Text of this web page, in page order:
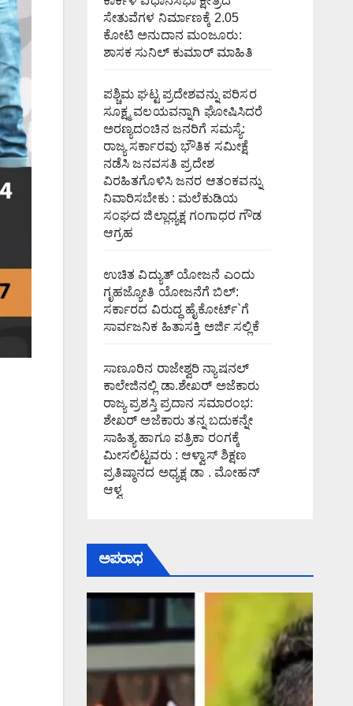
ಸೇತುವೆಗಳ ನಿರ್ಮಾಣಕ್ಕೆ 2.05
ಕೋಟಿ ಅನುದಾನ ಮಂಜೂರು:
ಶಾಸಕ ಸುನಿಲ್ ಕುಮಾರ್ ಮಾಹಿತಿ
ಪಶ್ಚಿಮ ಘಟ್ಟ ಪ್ರದೇಶವನ್ನು ಪರಿಸರ
ಸೂಕ್ಷ್ಮ ವಲಯವನ್ನಾಗಿ ಘೋಷಿಸಿದರೆ
ಅರಣ್ಯದಂಚಿನ ಜನರಿಗೆ ಸಮಸ್ಯೆ:
ರಾಜ್ಯ ಸರ್ಕಾರವು ಭೌತಿಕ ಸಮೀಕ್ಷೆ
ನಡೆಸಿ ಜನವಸತಿ ಪ್ರದೇಶ
ವಿರಹಿತಗೊಳಿಸಿ ಜನರ ಆತಂಕವನ್ನು
ನಿವಾರಿಸಬೇಕು : ಮಲೆಕುಡಿಯ
ಸಂಘದ ಜಿಲ್ಲಾಧ್ಯಕ್ಷ ಗಂಗಾಧರ ಗೌಡ
ಆಗ್ರಹ
ಉಚಿತ ವಿದ್ಯುತ್ ಯೋಜನೆ ಎಂದು
ಗೃಹಜ್ಯೋತಿ ಯೋಜನೆಗೆ ಬಿಲ್:
ಸರ್ಕಾರದ ವಿರುದ್ಧ ಹೈಕೋರ್ಟ್`ಗೆ
ಸಾರ್ವಜನಿಕ ಹಿತಾಸಕ್ತಿ ಅರ್ಜಿ ಸಲ್ಲಿಕೆ
ಸಾಣೂರಿನ ರಾಜೇಶ್ವರಿ ನ್ಯಾಷನಲ್
ಕಾಲೇಜಿನಲ್ಲಿ ಡಾ.ಶೇಖರ್ ಅಜೆಕಾರು
ರಾಜ್ಯ ಪ್ರಶಸ್ತಿ ಪ್ರದಾನ ಸಮಾರಂಭ:
ಶೇಖರ್ ಅಜೆಕಾರು ತನ್ನ ಬದುಕನ್ನೇ
ಸಾಹಿತ್ಯ ಹಾಗೂ ಪತ್ರಿಕಾ ರಂಗಕ್ಕೆ
ಮೀಸಲಿಟ್ಟವರು : ಆಳ್ವಾಸ್ ಶಿಕ್ಷಣ
ಪ್ರತಿಷ್ಠಾನದ ಅಧ್ಯಕ್ಷ ಡಾ . ಮೋಹನ್
ಆಳ್ವ
ಅಪರಾಧ